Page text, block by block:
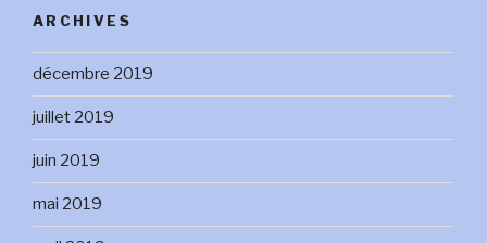
ARCHIVES
décembre 2019
juillet 2019
juin 2019
mai 2019